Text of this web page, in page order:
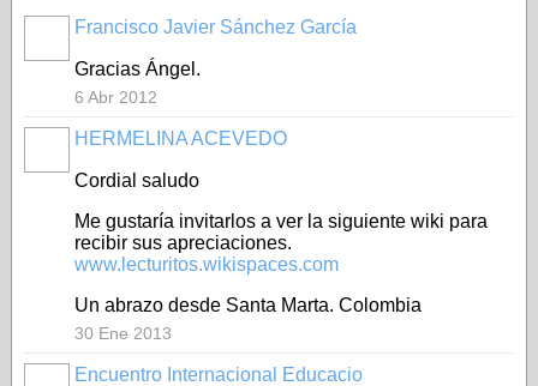
Francisco Javier Sánchez García
Gracias Ángel.
6 Abr 2012
HERMELINA ACEVEDO
Cordial saludo
Me gustaría invitarlos a ver la siguiente wiki para
recibir sus apreciaciones.
www.lecturitos.wikispaces.com
Un abrazo desde Santa Marta. Colombia
30 Ene 2013
Encuentro Internacional Educacio